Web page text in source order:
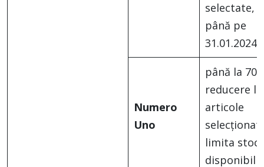
selectate,
până pe
31.01.2024
Numero
Uno
până la
reducere la
articole
limita
disponibil